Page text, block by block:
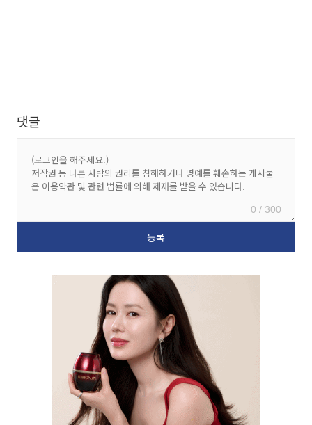
댓글
0 / 300